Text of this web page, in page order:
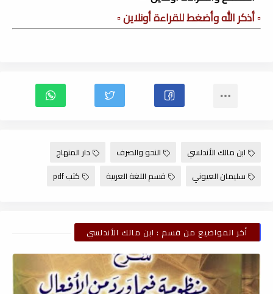
▫️ أذكر الله وأضغط للقراءة أونلاين ▫️
ابن مالك الأندلسي النحو والصرف
دار المنهاج
سليمان العيوني
قسم اللغة العربية كتب pdf
أخر المواضيع من قسم : ابن مالك الأندلسي